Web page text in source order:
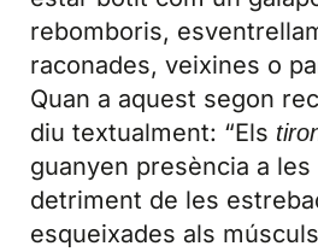
rebomboris,
raconades, veixines o
Quan a aquest segon
diu textualment: “Els
guanyen presència a
detriment de les
esqueixades als